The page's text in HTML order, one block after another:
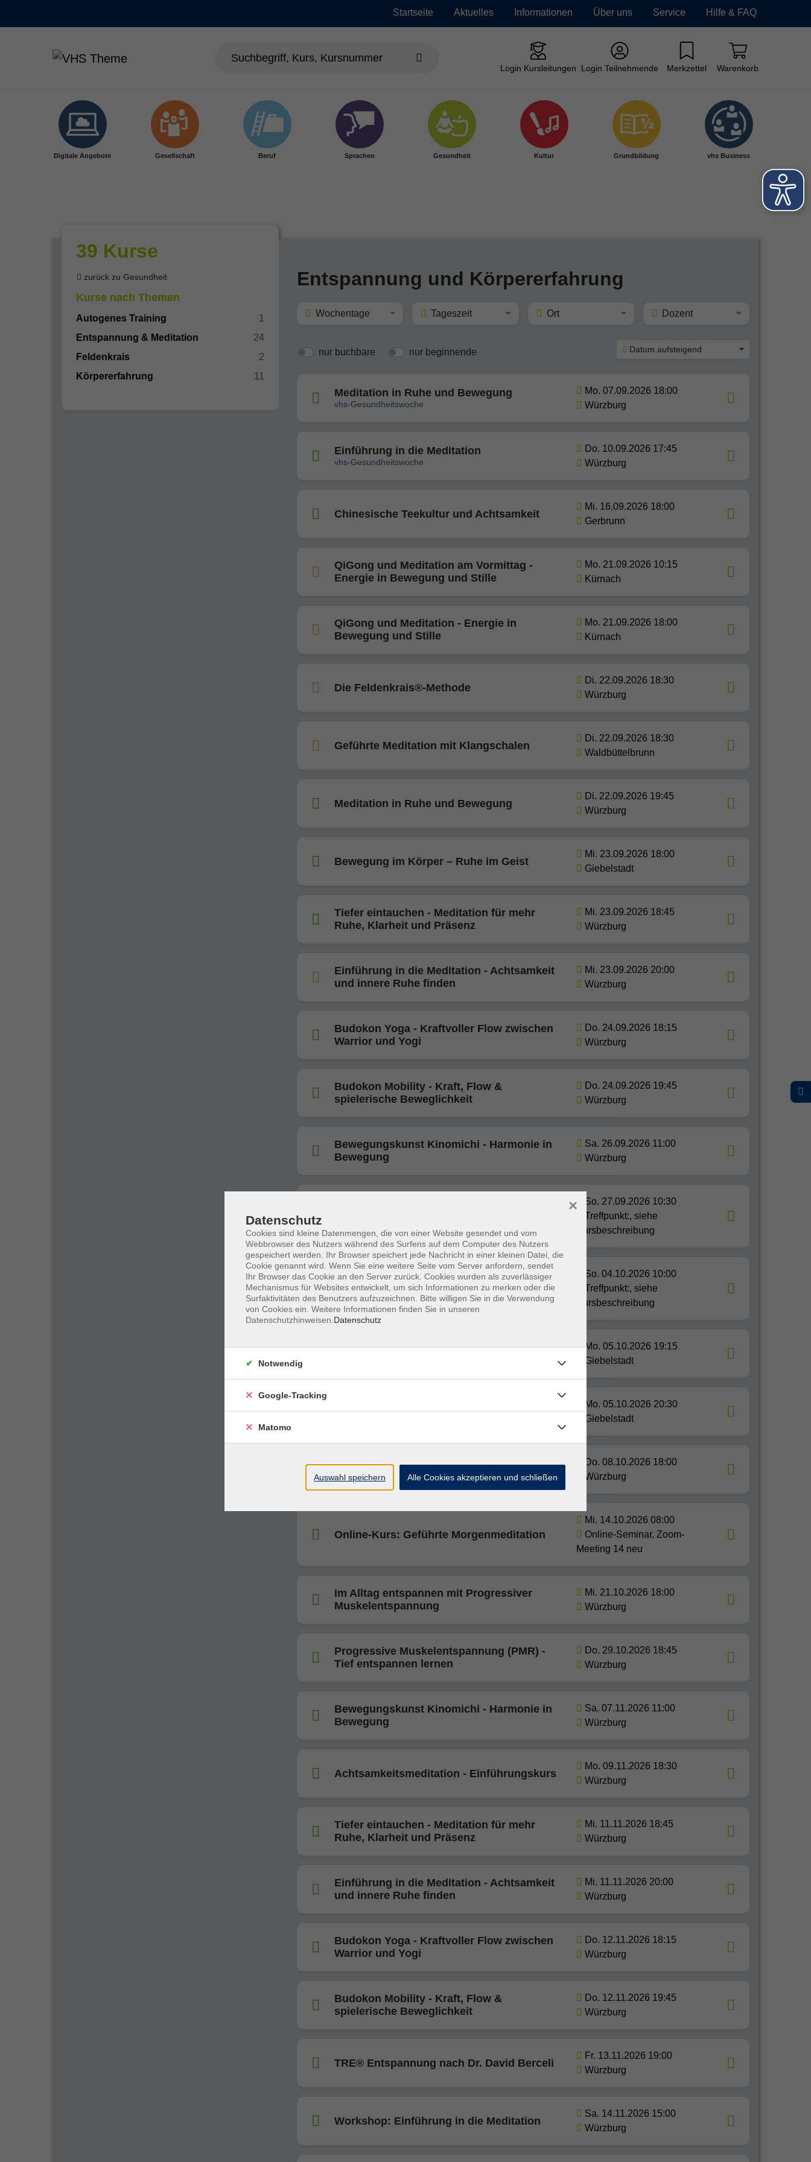
Startseite Aktuelles Informationen Über uns Service Hilfe & FAQ
Login Kursleitungen Login Teilnehmende Merkzettel Warenkorb
Digitale Angebote Gesellschaft Beruf Sprachen Gesundheit Kultur Grundbildung vhs Business
39 Kurse
zurück zu Gesundheit
Kurse nach Themen
Autogenes Training
1
Entspannung & Meditation
24
Feldenkrais
2
Körpererfahrung
11
Entspannung und Körpererfahrung
Wochentage Tageszeit Ort Dozent
nur buchbare nur beginnende Datum aufsteigend
Meditation in Ruhe und Bewegung
vhs-Gesundheitswoche
Mo. 07.09.2026 18:00
Würzburg
Einführung in die Meditation
vhs-Gesundheitswoche
Do. 10.09.2026 17:45
Würzburg
Chinesische Teekultur und Achtsamkeit
Mi. 16.09.2026 18:00
Gerbrunn
QiGong und Meditation am Vormittag -
Energie in Bewegung und Stille
Mo. 21.09.2026 10:15
Kürnach
QiGong und Meditation - Energie in
Bewegung und Stille
Mo. 21.09.2026 18:00
Kürnach
Die Feldenkrais®-Methode
Di. 22.09.2026 18:30
Würzburg
Geführte Meditation mit Klangschalen
Di. 22.09.2026 18:30
Waldbüttelbrunn
Meditation in Ruhe und Bewegung
Di. 22.09.2026 19:45
Würzburg
Bewegung im Körper – Ruhe im Geist
Mi. 23.09.2026 18:00
Giebelstadt
Tiefer eintauchen - Meditation für mehr
Ruhe, Klarheit und Präsenz
Mi. 23.09.2026 18:45
Würzburg
Einführung in die Meditation - Achtsamkeit
und innere Ruhe finden
Mi. 23.09.2026 20:00
Würzburg
Budokon Yoga - Kraftvoller Flow zwischen
Warrior und Yogi
Do. 24.09.2026 18:15
Würzburg
Budokon Mobility - Kraft, Flow &
spielerische Beweglichkeit
Do. 24.09.2026 19:45
Würzburg
Bewegungskunst Kinomichi - Harmonie in
Bewegung
Sa. 26.09.2026 11:00
Würzburg
So. 27.09.2026 10:30
Treffpunkt:, siehe
Kursbeschreibung
Hängemattenwaldbad an der Frankenwarte
So. 04.10.2026 10:00
Treffpunkt:, siehe
Kursbeschreibung
Abschalten und Entspannen mit ZENbo®
Mo. 05.10.2026 19:15
Giebelstadt
Mo. 05.10.2026 20:30
Giebelstadt
Einführung in die gegenstandslose
Meditation
Do. 08.10.2026 18:00
Würzburg
Online-Kurs: Geführte Morgenmeditation
Mi. 14.10.2026 08:00
Online-Seminar, Zoom-
Meeting 14 neu
Im Alltag entspannen mit Progressiver
Muskelentspannung
Mi. 21.10.2026 18:00
Würzburg
Progressive Muskelentspannung (PMR) -
Tief entspannen lernen
Do. 29.10.2026 18:45
Würzburg
Bewegungskunst Kinomichi - Harmonie in
Bewegung
Sa. 07.11.2026 11:00
Würzburg
Achtsamkeitsmeditation - Einführungskurs
Mo. 09.11.2026 18:30
Würzburg
Tiefer eintauchen - Meditation für mehr
Ruhe, Klarheit und Präsenz
Mi. 11.11.2026 18:45
Würzburg
Einführung in die Meditation - Achtsamkeit
und innere Ruhe finden
Mi. 11.11.2026 20:00
Würzburg
Budokon Yoga - Kraftvoller Flow zwischen
Warrior und Yogi
Do. 12.11.2026 18:15
Würzburg
Budokon Mobility - Kraft, Flow &
spielerische Beweglichkeit
Do. 12.11.2026 19:45
Würzburg
TRE® Entspannung nach Dr. David Berceli
Fr. 13.11.2026 19:00
Würzburg
Workshop: Einführung in die Meditation
Sa. 14.11.2026 15:00
Würzburg
Datenschutz
Cookies sind kleine Datenmengen, die von einer Website gesendet und vom
Webbrowser des Nutzers während des Surfens auf dem Computer des Nutzers
gespeichert werden. Ihr Browser speichert jede Nachricht in einer kleinen Datei, die
Cookie genannt wird. Wenn Sie eine weitere Seite vom Server anfordern, sendet
Ihr Browser das Cookie an den Server zurück. Cookies wurden als zuverlässiger
Mechanismus für Websites entwickelt, um sich Informationen zu merken oder die
Surfaktivitäten des Benutzers aufzuzeichnen. Bitte willigen Sie in die Verwendung
von Cookies ein. Weitere Informationen finden Sie in unseren
Datenschutzhinweisen. Datenschutz
×
Notwendig
Google-Tracking
Matomo
Auswahl speichern Alle Cookies akzeptieren und schließen